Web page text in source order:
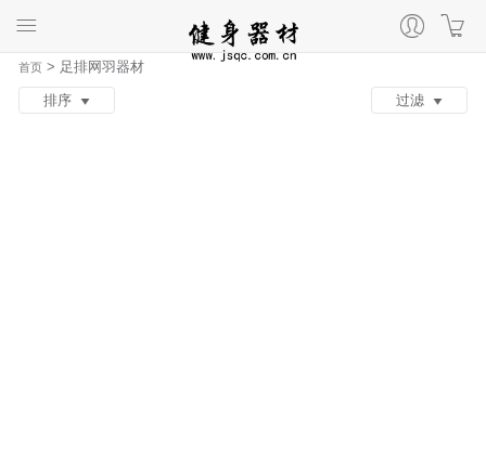
首页> 足排网羽器材
排序 过滤